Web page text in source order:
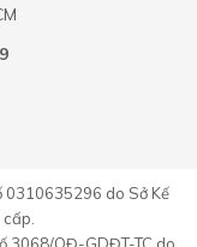
do Sở Kế
3068/QĐ-GDĐT-TC do